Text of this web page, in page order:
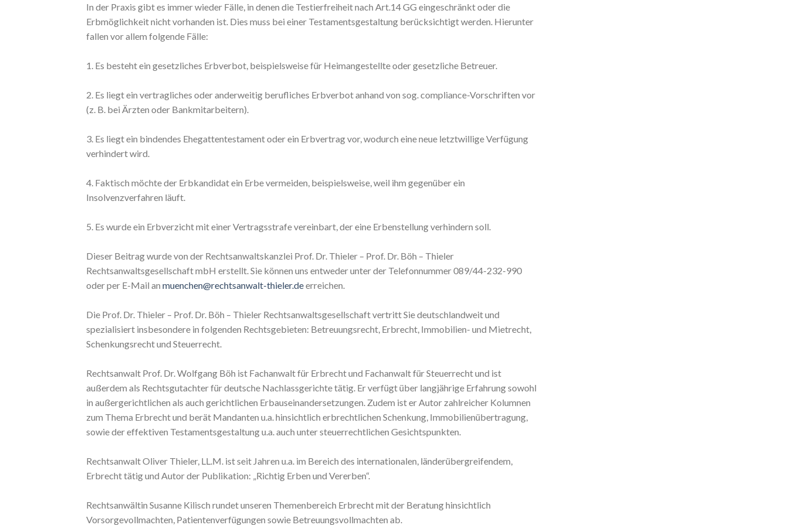
In der Praxis gibt es immer wieder Fälle, in denen die Testierfreiheit nach Art.14 GG eingeschränkt oder die
Erbmöglichkeit nicht vorhanden ist. Dies muss bei einer Testamentsgestaltung berücksichtigt werden. Hierunter
fallen vor allem folgende Fälle:
1. Es besteht ein gesetzliches Erbverbot, beispielsweise für Heimangestellte oder gesetzliche Betreuer.
2. Es liegt ein vertragliches oder anderweitig berufliches Erbverbot anhand von sog. compliance-Vorschriften vor
(z. B. bei Ärzten oder Bankmitarbeitern).
3. Es liegt ein bindendes Ehegattentestament oder ein Erbvertrag vor, wodurch eine neue letztwillige Verfügung
verhindert wird.
4. Faktisch möchte der Erbkandidat ein Erbe vermeiden, beispielsweise, weil ihm gegenüber ein
Insolvenzverfahren läuft.
5. Es wurde ein Erbverzicht mit einer Vertragsstrafe vereinbart, der eine Erbenstellung verhindern soll.
Dieser Beitrag wurde von der Rechtsanwaltskanzlei Prof. Dr. Thieler – Prof. Dr. Böh – Thieler
Rechtsanwaltsgesellschaft mbH erstellt. Sie können uns entweder unter der Telefonnummer 089/44-232-990
oder per E-Mail an muenchen@rechtsanwalt-thieler.deerreichen.
Die Prof. Dr. Thieler – Prof. Dr. Böh – Thieler Rechtsanwaltsgesellschaft vertritt Sie deutschlandweit und
spezialisiert insbesondere in folgenden Rechtsgebieten: Betreuungsrecht, Erbrecht, Immobilien- und Mietrecht,
Schenkungsrecht und Steuerrecht.
Rechtsanwalt Prof. Dr. Wolfgang Böh ist Fachanwalt für Erbrecht und Fachanwalt für Steuerrecht und ist
außerdem als Rechtsgutachter für deutsche Nachlassgerichte tätig. Er verfügt über langjährige Erfahrung sowohl
in außergerichtlichen als auch gerichtlichen Erbauseinandersetzungen. Zudem ist er Autor zahlreicher Kolumnen
zum Thema Erbrecht und berät Mandanten u.a. hinsichtlich erbrechtlichen Schenkung, Immobilienübertragung,
sowie der effektiven Testamentsgestaltung u.a. auch unter steuerrechtlichen Gesichtspunkten.
Rechtsanwalt Oliver Thieler, LL.M. ist seit Jahren u.a. im Bereich des internationalen, länderübergreifendem,
Erbrecht tätig und Autor der Publikation: „Richtig Erben und Vererben“.
Rechtsanwältin Susanne Kilisch rundet unseren Themenbereich Erbrecht mit der Beratung hinsichtlich
Vorsorgevollmachten, Patientenverfügungen sowie Betreuungsvollmachten ab.